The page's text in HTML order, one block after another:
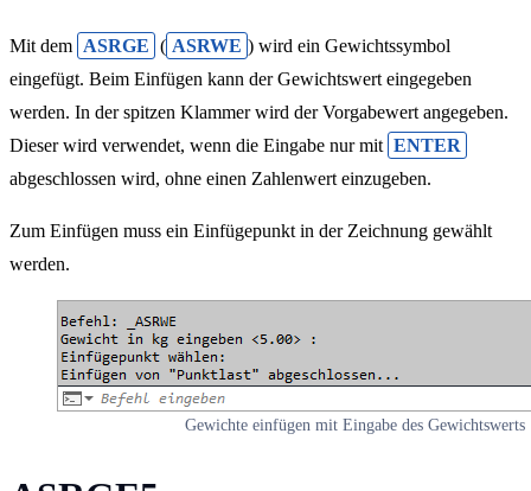
Mit dem ASRGE ( ASRWE ) wird ein Gewichtssymbol
eingefügt. Beim Einfügen kann der Gewichtswert eingegeben
werden. In der spitzen Klammer wird der Vorgabewert angegeben.
Dieser wird verwendet, wenn die Eingabe nur mit ENTER
abgeschlossen wird, ohne einen Zahlenwert einzugeben.
Zum Einfügen muss ein Einfügepunkt in der Zeichnung gewählt
werden.
Gewichte einfügen mit Eingabe des Gewichtswerts